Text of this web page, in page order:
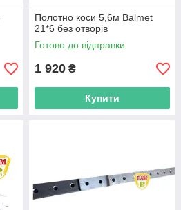
Полотно коси 5,6м Balmet
21*6 без отворів
Готово до відправки
1 920 ₴
Купити